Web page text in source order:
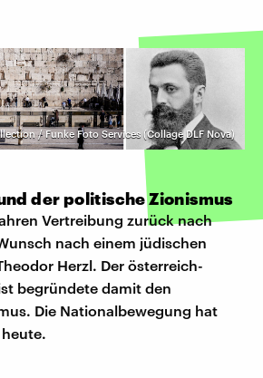
/ Funke Foto Services (Collage DLF Nova)
der politische Zionismus
Vertreibung zurück nach
nach einem jüdischen
Herzl. Der österreich-
begründete damit den
Die Nationalbewegung hat